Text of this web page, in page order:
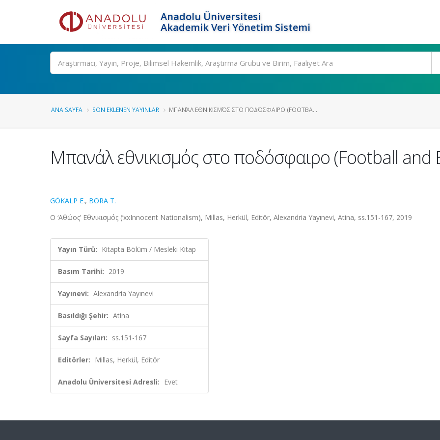
Anadolu Üniversitesi
Akademik Veri Yönetim Sistemi
Ara
ANA SAYFA SON EKLENEN YAYINLAR ΜΠΑΝΆΛ ΕΘΝΙΚΙΣΜΌΣ ΣΤΟ ΠΟΔΌΣΦΑΙΡΟ (FOOTBA...
Μπανάλ εθνικισμός στο ποδόσφαιρο (Football
GÖKALP E., BORA T.
O ‘Αθώος’ Εθνικισμός (’xxInnocent Nationalism), Millas, Herkül, Editör, Alexandria Yayınevi, Atina, ss.151-167, 2019
Yayın Türü: Kitapta Bölüm / Mesleki Kitap
Basım Tarihi: 2019
Yayınevi: Alexandria Yayınevi
Basıldığı Şehir: Atina
Sayfa Sayıları: ss.151-167
Editörler: Millas, Herkül, Editör
Anadolu Üniversitesi Adresli: Evet